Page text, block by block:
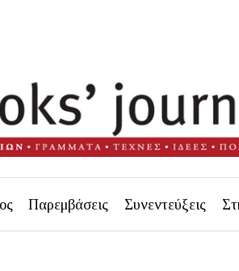
Παρεμβάσεις Συνεντεύξεις